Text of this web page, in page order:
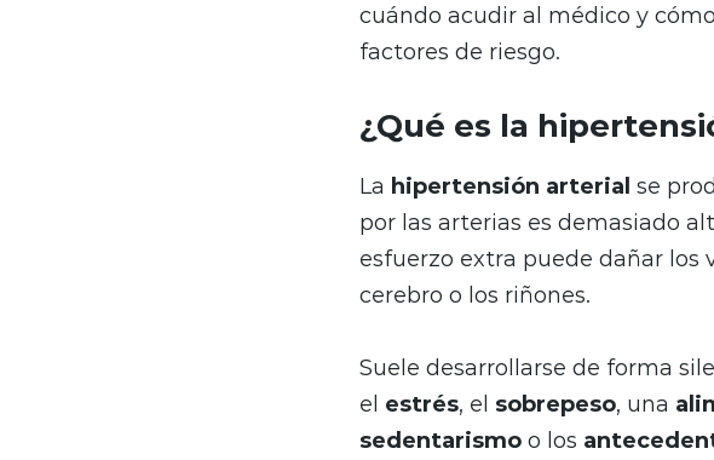
cuándo acudir al médico y
factores de riesgo.
¿Qué es la
La hipertensión arterial se
por las arterias es demasiado
esfuerzo extra puede dañar los
cerebro o los riñones.
Suele desarrollarse de forma
el estrés, el sobrepeso, una
sedentarismo o los